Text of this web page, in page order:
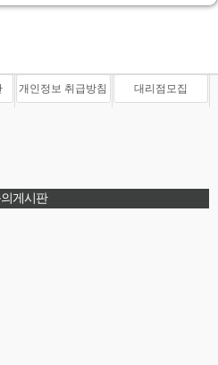
개인정보 취급방침 대리점모집
게시판